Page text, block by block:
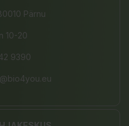
Pärnu
10-20
9390